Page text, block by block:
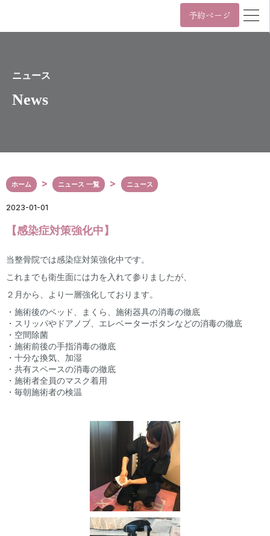
予約ページ
11:00~22:00
〒107-0061
カプリ北青山5階
表参道駅（A3番出口）から徒歩2分
外苑前駅（銀座線3番出口）から徒歩6分
News
ニュース
ホーム ニュース 一覧 ニュース
2023-01-01
【感染症対策強化中】
当整骨院では感染症対策強化中です。
これまでも衛生面には力を入れて参りましたが、
２月から、より一層強化しております。
・施術後のベッド、まくら、施術器具の消毒の徹底
・スリッパやドアノブ、エレベーターボタンなどの消毒の徹底
・空間除菌
・施術前後の手指消毒の徹底
・十分な換気、加湿
・共有スペースの消毒の徹底
・施術者全員のマスク着用
・毎朝施術者の検温